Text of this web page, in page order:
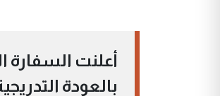
أعلنت السفارة
بالعودة